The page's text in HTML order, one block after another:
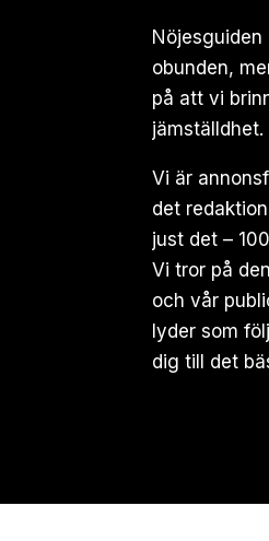
obunden,
på att vi
jämställdhet.
Vi är
det
just det –
Vi tror på
och vår
lyder som
dig till det